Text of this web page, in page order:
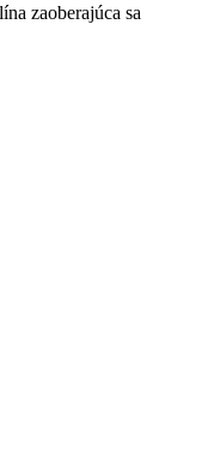
zaoberajúca sa